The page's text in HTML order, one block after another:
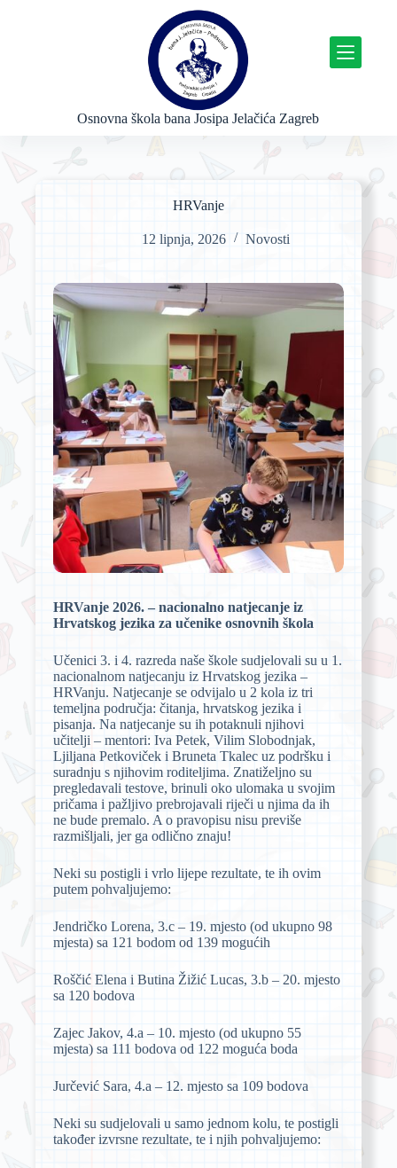
Osnovna škola bana Josipa Jelačića Zagreb
HRVanje
12 lipnja, 2026 Novosti
HRVanje 2026. – nacionalno natjecanje iz
Hrvatskog jezika za učenike osnovnih škola
Učenici 3. i 4. razreda naše škole sudjelovali su u 1.
nacionalnom natjecanju iz Hrvatskog jezika –
HRVanju. Natjecanje se odvijalo u 2 kola iz tri
temeljna područja: čitanja, hrvatskog jezika i
pisanja. Na natjecanje su ih potaknuli njihovi
učitelji – mentori: Iva Petek, Vilim Slobodnjak,
Ljiljana Petkoviček i Bruneta Tkalec uz podršku i
suradnju s njihovim roditeljima. Znatiželjno su
pregledavali testove, brinuli oko ulomaka u svojim
pričama i pažljivo prebrojavali riječi u njima da ih
ne bude premalo. A o pravopisu nisu previše
razmišljali, jer ga odlično znaju!
Neki su postigli i vrlo lijepe rezultate, te ih ovim
putem pohvaljujemo:
Jendričko Lorena, 3.c – 19. mjesto (od ukupno 98
mjesta) sa 121 bodom od 139 mogućih
Roščić Elena i Butina Žižić Lucas, 3.b – 20. mjesto
sa 120 bodova
Zajec Jakov, 4.a – 10. mjesto (od ukupno 55
mjesta) sa 111 bodova od 122 moguća boda
Jurčević Sara, 4.a – 12. mjesto sa 109 bodova
Neki su sudjelovali u samo jednom kolu, te postigli
također izvrsne rezultate, te i njih pohvaljujemo: